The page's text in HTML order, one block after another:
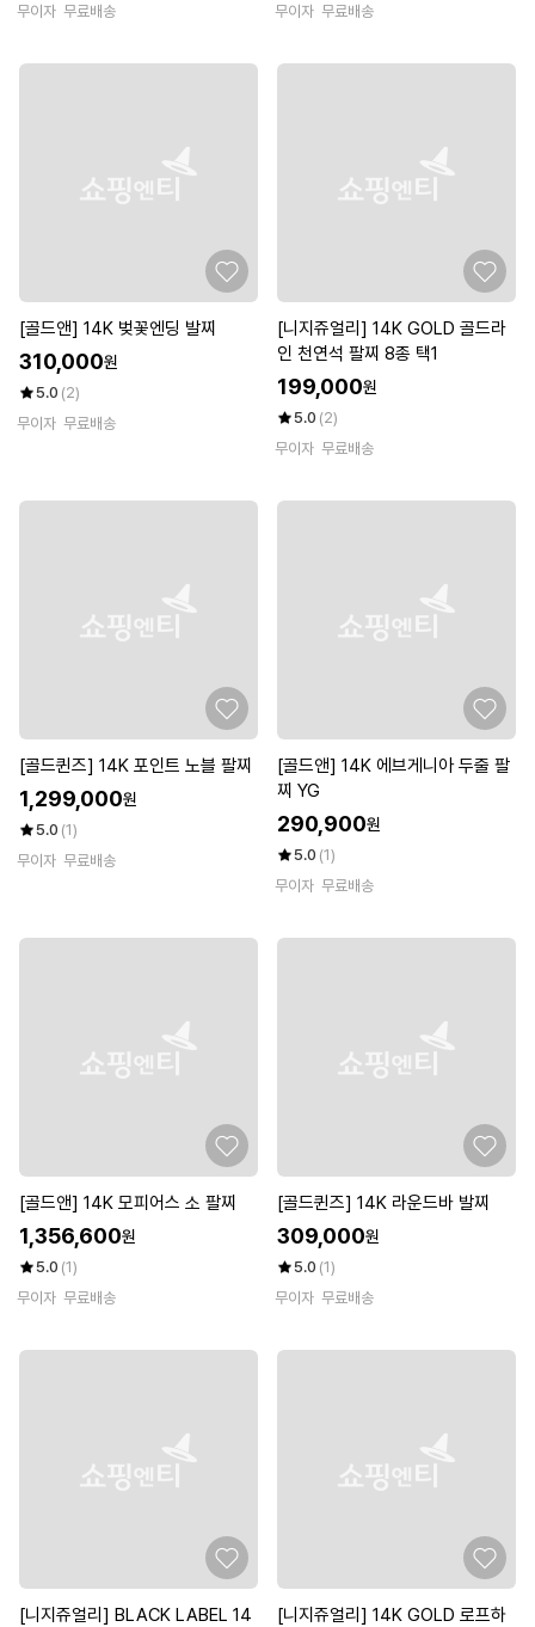
무이자 무료배송
무이자 무료배송
[골드앤] 14K 벚꽃엔딩 발찌
310,000원
5.0 (2)
무이자 무료배송
[니지쥬얼리] 14K GOLD 골드라
인 천연석 팔찌 8종 택1
199,000원
5.0 (2)
무이자 무료배송
[골드퀸즈] 14K 포인트 노블 팔찌
1,299,000원
5.0 (1)
무이자 무료배송
[골드앤] 14K 에브게니아 두줄 팔
찌 YG
290,900원
5.0 (1)
무이자 무료배송
[골드앤] 14K 모피어스 소 팔찌
1,356,600원
5.0 (1)
무이자 무료배송
[골드퀸즈] 14K 라운드바 발찌
309,000원
5.0 (1)
무이자 무료배송
[니지쥬얼리] BLACK LABEL 14 [니지쥬얼리] 14K GOLD 로프하